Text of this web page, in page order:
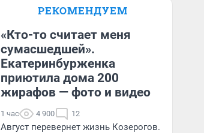
РЕКОМЕНДУЕМ
«Кто-то считает меня
сумасшедшей».
Екатеринбурженка
приютила дома 200
жирафов — фото и видео
1 час 4 900 12
Август перевернет жизнь Козерогов.